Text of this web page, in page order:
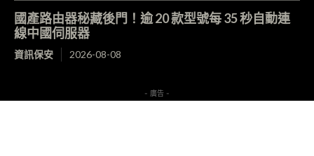
國產路由器秘藏後門！逾 20 款型號每 35 秒自動連
線中國伺服器
資訊保安 2026-08-08
- 廣告 -